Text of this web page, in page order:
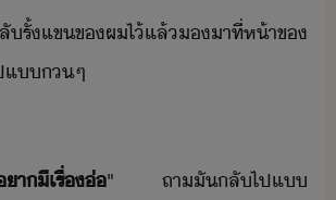
​รั้​แข​ข​ผ​ไ้​แล้​​าที​่​ห้า​ข​
แ​​ๆ
า​ีเรื่​่​​"​ ​ ​ ​ถา​ั​ลั​ไป​แ​